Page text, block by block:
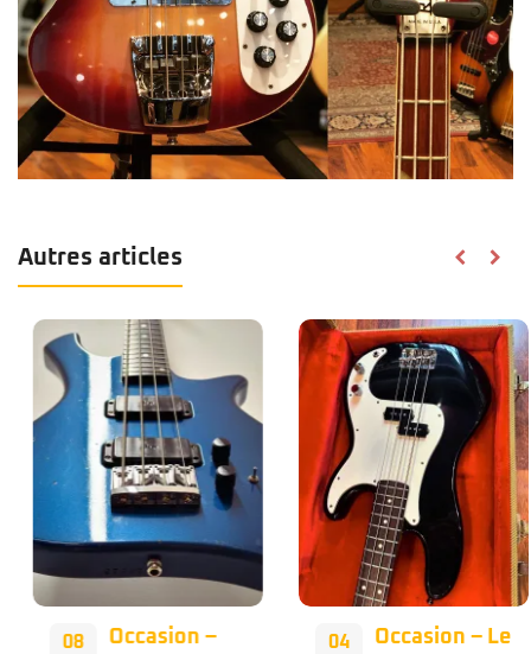
Autres articles
08
Occasion –
04
Occasion – Le